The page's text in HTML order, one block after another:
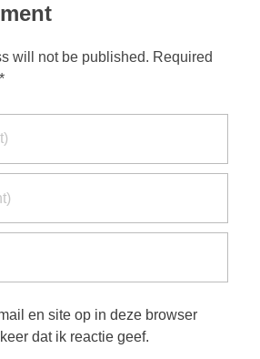
will not be published. Required
en site op in deze browser
dat ik reactie geef.